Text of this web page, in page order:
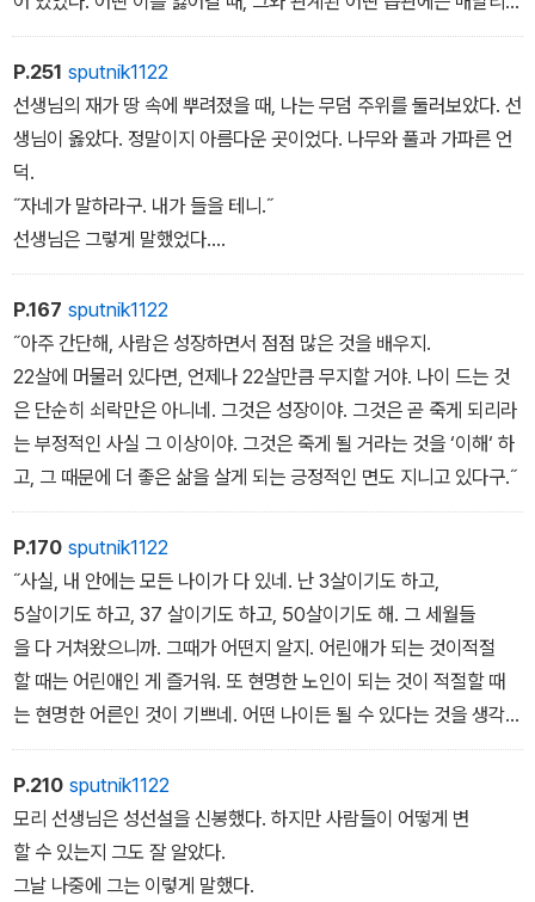
게 되는 경우가 종종있다. 그 때문이었다.
P.251 sputnik1122
선생님의 재가 땅 속에 뿌려졌을 때, 나는 무덤 주위를 둘러보았다. 선
생님이 옳았다. 정말이지 아름다운 곳이었다. 나무와 풀과 가파른 언
덕.
˝자네가 말하라구. 내가 들을 테니.˝
선생님은 그렇게 말했었다.
머릿속으로 그렇게 하려고 애를 썼다. 행복하게도, 그런 상상 속의 대
화가 자연스럽게 느끼졌다. 무심코 나는 손을 내려다보았다. 손목 시
계를 보고 그 이유를 깨달았다.
바로 화요일이었다.
P.167 sputnik1122
˝아주 간단해, 사람은 성장하면서 점점 많은 것을 배우지.
22살에 머물러 있다면, 언제나 22살만큼 무지할 거야. 나이 드는 것
은 단순히 쇠락만은 아니네. 그것은 성장이야. 그것은 곧 죽게 되리라
는 부정적인 사실 그 이상이야. 그것은 죽게 될 거라는 것을 ‘이해‘ 하
고, 그 때문에 더 좋은 삶을 살게 되는 긍정적인 면도 지니고 있다구.˝
P.170 sputnik1122
˝사실, 내 안에는 모든 나이가 다 있네. 난 3살이기도 하고,
5살이기도 하고, 37 살이기도 하고, 50살이기도 해. 그 세월들
을 다 거쳐왔으니까. 그때가 어떤지 알지. 어린애가 되는 것이적절
할 때는 어린애인 게 즐거워. 또 현명한 노인이 되는 것이 적절할 때
는 현명한 어른인 것이 기쁘네. 어떤 나이든 될 수 있다는 것을 생각해
보라구! 지금 이 나이에 이르기까지 모든 나이가 다 내 안에 있어. 이
해가 되나?˝
P.210 sputnik1122
모리 선생님은 성선설을 신봉했다. 하지만 사람들이 어떻게 변
할 수 있는지 그도 잘 알았다.
그날 나중에 그는 이렇게 말했다.